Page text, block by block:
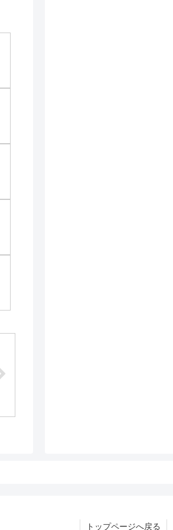
トップページへ戻る